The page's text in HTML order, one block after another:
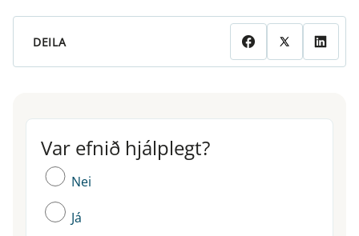
DEILA
Var efnið hjálplegt?
Var efnið hjálplegt?
Nei
Já